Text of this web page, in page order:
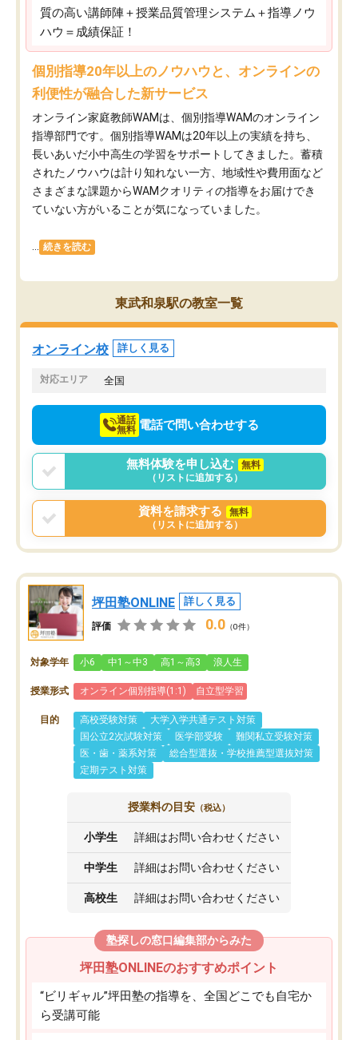
質の高い講師陣＋授業品質管理システム＋指導ノウ
ハウ＝成績保証！
個別指導20年以上のノウハウと、オンラインの
利便性が融合した新サービス
オンライン家庭教師WAMは、個別指導WAMのオンライン
指導部門です。個別指導WAMは20年以上の実績を持ち、
長いあいだ小中高生の学習をサポートしてきました。蓄積
されたノウハウは計り知れない一方、地域性や費用面など
さまざまな課題からWAMクオリティの指導をお届けでき
ていない方がいることが気になっていました。
続きを読む
東武和泉駅の教室一覧
オンライン校 詳しく見る
対応エリア 全国
通話
無料 電話で問い合わせする
無料体験を申し込む
無料
（リストに追加する）
資料を請求する
無料
（リストに追加する）
坪田塾ONLINE 詳しく見る
評価 0.0 （0件）
対象学年 小6 中1～中3 高1～高3 浪人生
授業形式 オンライン個別指導(1:1) 自立型学習
目的 高校受験対策
大学入学共通テスト対策
国公立2次試験対策
医学部受験
難関私立受験対策
医・歯・薬系対策
総合型選抜・学校推薦型選抜対策
定期テスト対策
授業料の目安 （税込）
小学生 詳細はお問い合わせください
中学生 詳細はお問い合わせください
高校生 詳細はお問い合わせください
塾探しの窓口編集部からみた
坪田塾ONLINEのおすすめポイント
“ビリギャル”坪田塾の指導を、全国どこでも自宅か
ら受講可能